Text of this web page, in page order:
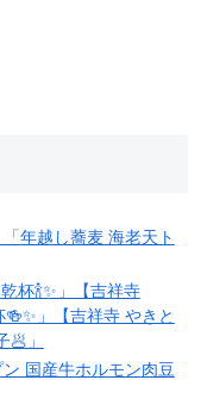
年越し蕎麦 海老天ト
杯🍾✨」【吉祥寺
」【吉祥寺 やきと
」
国産牛ホルモン肉豆